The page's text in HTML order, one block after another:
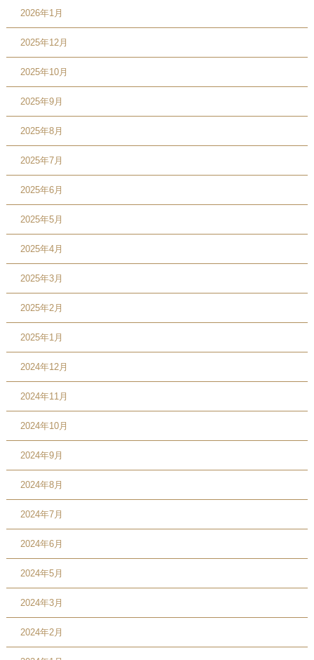
2026年1月
2025年12月
2025年10月
2025年9月
2025年8月
2025年7月
2025年6月
2025年5月
2025年4月
2025年3月
2025年2月
2025年1月
2024年12月
2024年11月
2024年10月
2024年9月
2024年8月
2024年7月
2024年6月
2024年5月
2024年3月
2024年2月